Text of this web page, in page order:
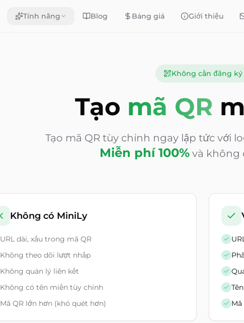
Tính năng Blog Bảng giá Giới thiệu
Không cần đăng ký
Tạo mã QR
Tạo mã QR tùy chỉnh ngay lập tức với
Miễn phí 100% và không
Không có MiniLy
URL dài, xấu trong mã QR
Không theo dõi lượt nhấp
Không quản lý liên kết
Không có tên miền tùy chỉnh
Mã QR lớn hơn (khó quét hơn)